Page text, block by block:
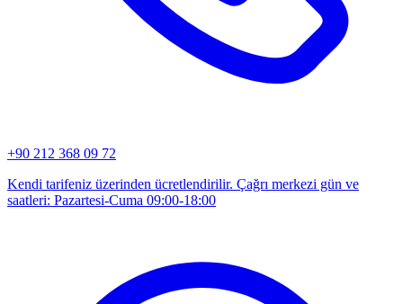
+90 212 368 09 72
Kendi tarifeniz üzerinden ücretlendirilir. Çağrı merkezi gün ve
saatleri: Pazartesi-Cuma 09:00-18:00